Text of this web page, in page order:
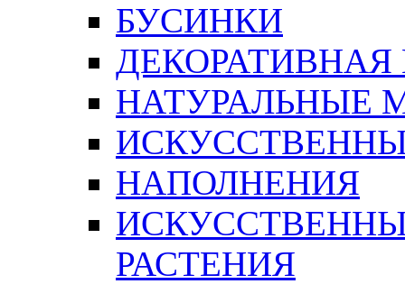
БУСИНКИ
ДЕКОРАТИВНАЯ
НАТУРАЛЬНЫЕ
НАПОЛНЕНИЯ
РАСТЕНИЯ